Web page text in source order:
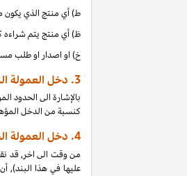
ط) أي منتج الذي يكون موضوع حدث غنيمة
ظ) أي منتج يتم شراءه
خ) او اصدار او طلب
3. دخل العمولة
بالإشارة الى الحدود
كنسبة من الدخل
4. دخل العمولة
من وقت الى اخر, قد
عليها في هذا